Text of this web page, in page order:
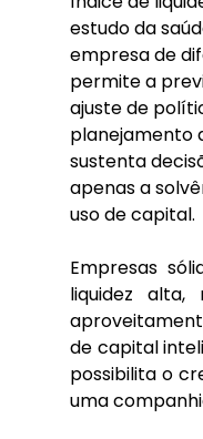
estudo da
empresa de
permite a
ajuste de
planejamento
sustenta
apenas a
uso de capital.
Empresas
liquidez
de capital
possibilita o
uma